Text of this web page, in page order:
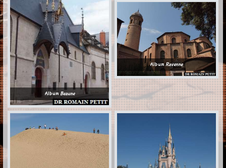
Album Beaune
AlbumRavenne